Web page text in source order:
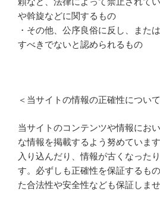
や斡旋などに関するもの
・その他、公序良俗に反し、また
すべきでないと認められるもの
＜当サイトの情報の正確性につい
当サイトのコンテンツや情報にお
な情報を掲載するよう努めていま
入り込んだり、情報が古くなった
す。必ずしも正確性を保証するも
た合法性や安全性なども保証しませ